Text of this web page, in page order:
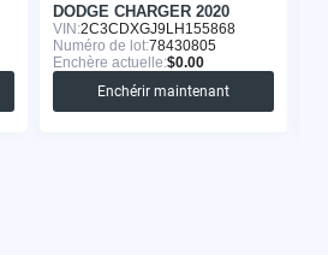
DODGE CHARGER 2020
VIN:2C3CDXGJ9LH155868
Numéro de lot:78430805
Enchère actuelle:$0.00
Enchérir maintenant